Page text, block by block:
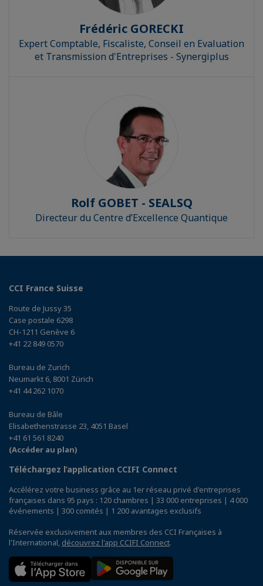
Frédéric GORECKI
Expert Comptable, Fiscaliste, Conseil en Evaluation
et Transmission d'Entreprises - Synergiplus
Rolf GOBET - SEALSQ
Directeur du Centre d’Excellence Quantique
CCI France Suisse
Route de Jussy 35
Case postale 6298
CH-1211 Genève 6
+41 22 849 0570
Bureau de Zurich
Neumarkt 6, 8001 Zürich
+41 44 262 1070
Bureau de Bâle
Elisabethenstrasse 23, 4051 Basel
+41 61 561 8240
(Accéder au plan)
Téléchargez l’application CCIFI Connect
Accélérez votre business grâce au 1er réseau privé d'entreprises
françaises dans 95 pays : 120 chambres | 33 000 entreprises | 4 000
événements | 300 comités | 1 200 avantages exclusifs
Réservée exclusivement aux membres des CCI Françaises à
l'International, découvrez l'app CCIFI Connect.